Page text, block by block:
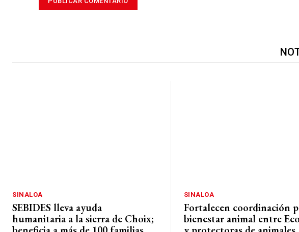
SINALOA
SEBIDES lleva ayuda
humanitaria a la sierra de Choix;
SINALOA
Fortalecen coordinación
bienestar animal entre